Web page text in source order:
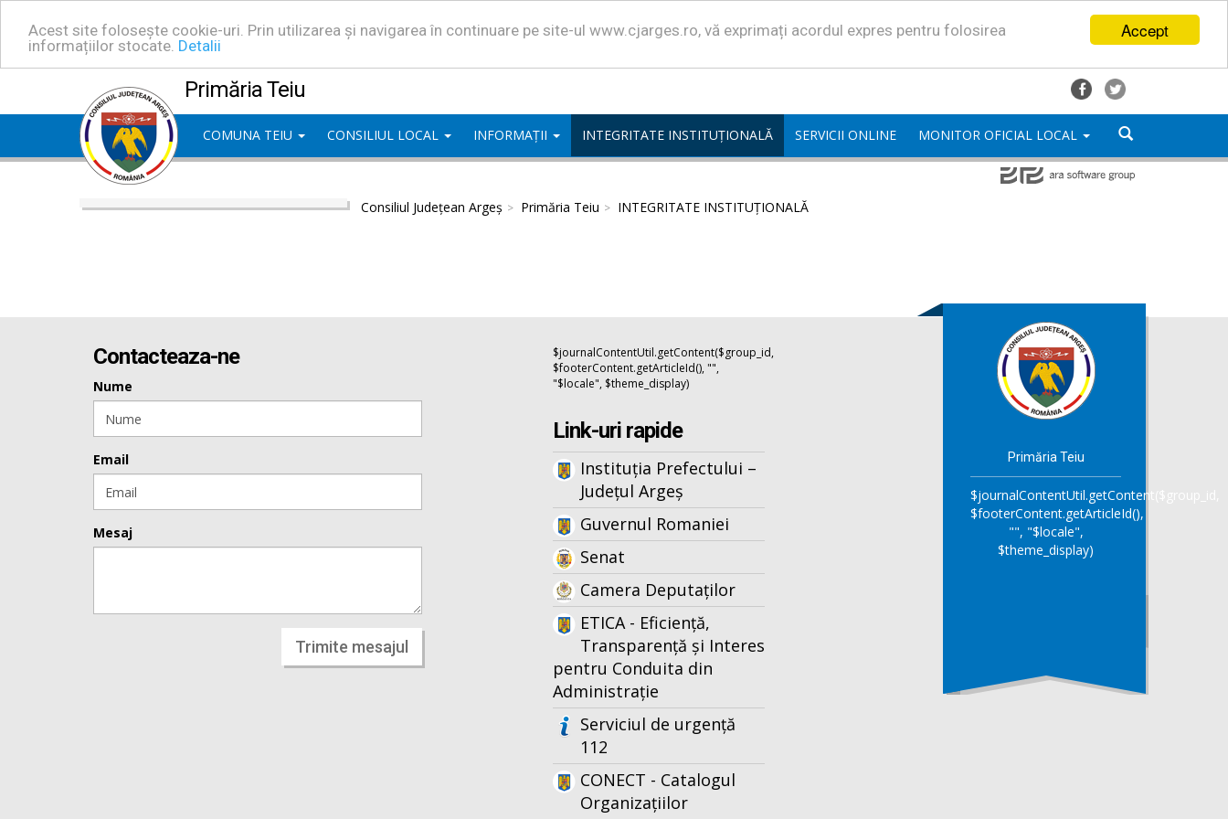
Accept
Acest site folosește cookie-uri. Prin utilizarea și navigarea în continuare pe site-ul www.cjarges.ro, vă exprimați acordul expres pentru folosirea
informațiilor stocate. Detalii
Primăria Teiu
COMUNA TEIU CONSILIUL LOCAL INFORMAȚII INTEGRITATE INSTITUȚIONALĂ SERVICII ONLINE MONITOR OFICIAL LOCAL
Consiliul Județean Argeș Primăria Teiu INTEGRITATE INSTITUȚIONALĂ
Contacteaza-ne
Nume
Email
Mesaj
Trimite mesajul
$journalContentUtil.getContent($group_id,
$footerContent.getArticleId(), "",
"$locale", $theme_display)
Link-uri rapide
Instituția Prefectului –
Județul Argeș
Guvernul Romaniei
Senat
Camera Deputaților
ETICA - Eficiență,
Transparență și Interes
pentru Conduita din
Administrație
Serviciul de urgență
112
CONECT - Catalogul
Organizațiilor
Primăria Teiu
$journalContentUtil.getContent($group_id,
$footerContent.getArticleId(),
"", "$locale",
$theme_display)